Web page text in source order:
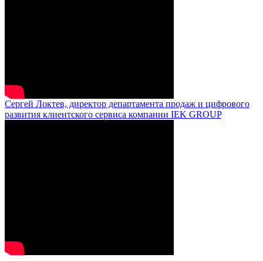
Сергей Локтев, директор департамента продаж и цифрового
развития клиентского сервиса компании IEK GROUP